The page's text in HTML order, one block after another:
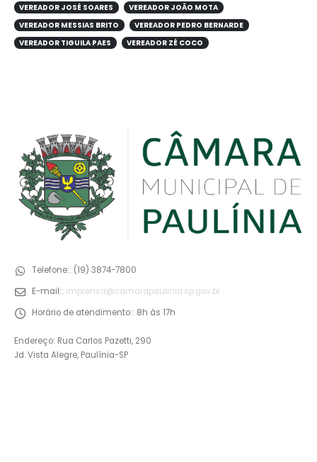
VEREADOR JOSÉ SOARES
VEREADOR JOÃO MOTA
VEREADOR MESSIAS BRITO
VEREADOR PEDRO BERNARDE
VEREADOR TIGUILA PAES
VEREADOR ZÉ COCO
Telefone:: (19) 3874-7800
E-mail:: imprensa@camarapaulinia.sp.gov.br
Horário de atendimento:: 8h às 17h
Endereço: Rua Carlos Pazetti, 290
Jd. Vista Alegre, Paulínia-SP